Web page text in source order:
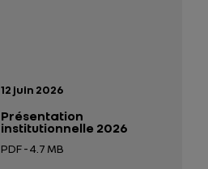
Date de publication:
12 juin 2026
Présentation
institutionnelle 2026
PDF - 4.7 MB